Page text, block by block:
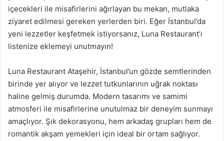
içecekleri ile misafirlerini ağırlayan bu mekan, mutlaka
ziyaret edilmesi gereken yerlerden biri. Eğer İstanbul’da
yeni lezzetler keşfetmek istiyorsanız, Luna Restaurant’ı
listenize eklemeyi unutmayın!
Luna Restaurant Ataşehir, İstanbul’un gözde semtlerinden
birinde yer alıyor ve lezzet tutkunlarının uğrak noktası
haline gelmiş durumda. Modern tasarımı ve samimi
atmosferi ile misafirlerine unutulmaz bir deneyim sunmayı
amaçlıyor. Şık dekorasyonu, hem arkadaş grupları hem de
romantik akşam yemekleri için ideal bir ortam sağlıyor.